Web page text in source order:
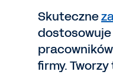
Skuteczne
firmy.